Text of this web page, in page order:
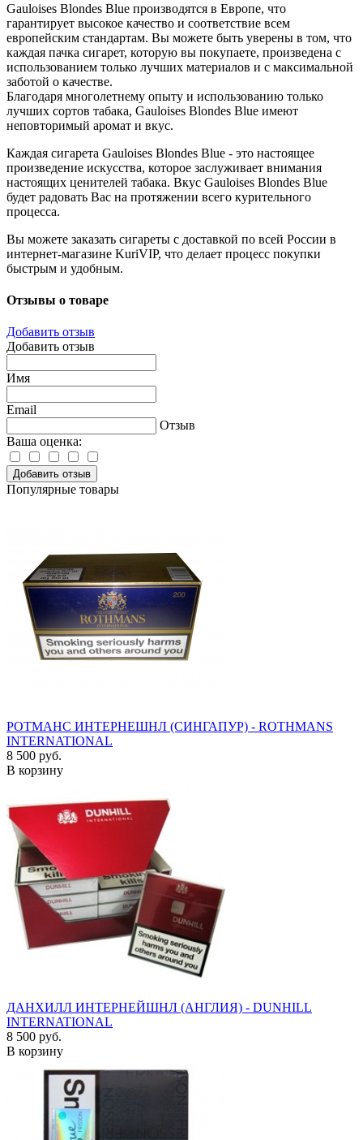
Gauloises Blondes Blue производятся в Европе, что
гарантирует высокое качество и соответствие всем
европейским стандартам. Вы можете быть уверены в том, что
каждая пачка сигарет, которую вы покупаете, произведена с
использованием только лучших материалов и с максимальной
заботой о качестве.
Благодаря многолетнему опыту и использованию только
лучших сортов табака, Gauloises Blondes Blue имеют
неповторимый аромат и вкус.
Каждая сигарета Gauloises Blondes Blue - это настоящее
произведение искусства, которое заслуживает внимания
настоящих ценителей табака. Вкус Gauloises Blondes Blue
будет радовать Вас на протяжении всего курительного
процесса.
Вы можете заказать сигареты с доставкой по всей России в
интернет-магазине KuriVIP, что делает процесс покупки
быстрым и удобным.
Отзывы о товаре
Добавить отзыв
Добавить отзыв
Имя
Email
Отзыв
Ваша оценка:
Добавить отзыв
Популярные товары
РОТМАНС ИНТЕРНЕШНЛ (СИНГАПУР) - ROTHMANS
INTERNATIONAL
8 500 руб.
В корзину
ДАНХИЛЛ ИНТЕРНЕЙШНЛ (АНГЛИЯ) - DUNHILL
INTERNATIONAL
8 500 руб.
В корзину